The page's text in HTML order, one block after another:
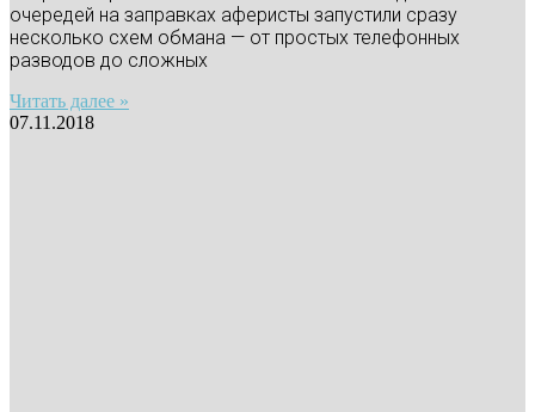
очередей на заправках аферисты запустили сразу
несколько схем обмана — от простых телефонных
разводов до сложных
Читать далее »
07.11.2018